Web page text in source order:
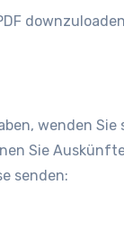
wenden
Sie
senden: